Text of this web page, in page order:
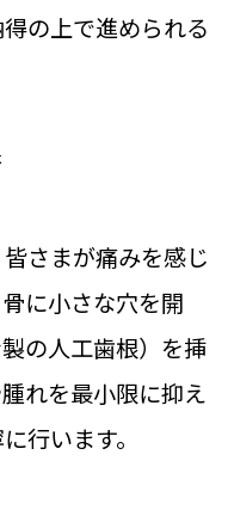
の上で進められる
さまが痛みを感じ
に小さな穴を開
の人工歯根）を挿
れを最小限に抑え
行います。